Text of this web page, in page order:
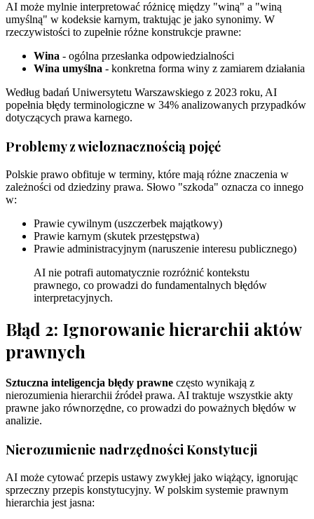
AI może mylnie interpretować różnicę między "winą" a "winą
umyślną" w kodeksie karnym, traktując je jako synonimy. W
rzeczywistości to zupełnie różne konstrukcje prawne:
Wina - ogólna przesłanka odpowiedzialności
Wina umyślna - konkretna forma winy z zamiarem działania
Według badań Uniwersytetu Warszawskiego z 2023 roku, AI
popełnia błędy terminologiczne w 34% analizowanych przypadków
dotyczących prawa karnego.
Problemy z wieloznacznością pojęć
Polskie prawo obfituje w terminy, które mają różne znaczenia w
zależności od dziedziny prawa. Słowo "szkoda" oznacza co innego
w:
Prawie cywilnym (uszczerbek majątkowy)
Prawie karnym (skutek przestępstwa)
Prawie administracyjnym (naruszenie interesu publicznego)
AI nie potrafi automatycznie rozróżnić kontekstu
prawnego, co prowadzi do fundamentalnych błędów
interpretacyjnych.
Błąd 2: Ignorowanie hierarchii aktów
prawnych
Sztuczna inteligencja błędy prawne często wynikają z
nierozumienia hierarchii źródeł prawa. AI traktuje wszystkie akty
prawne jako równorzędne, co prowadzi do poważnych błędów w
analizie.
Nierozumienie nadrzędności Konstytucji
AI może cytować przepis ustawy zwykłej jako wiążący, ignorując
sprzeczny przepis konstytucyjny. W polskim systemie prawnym
hierarchia jest jasna: